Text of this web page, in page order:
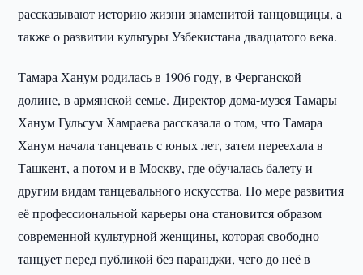
рассказывают историю жизни знаменитой танцовщицы, а
также о развитии культуры Узбекистана двадцатого века.
Тамара Ханум родилась в 1906 году, в Ферганской
долине, в армянской семье. Директор дома-музея Тамары
Ханум Гульсум Хамраева рассказала о том, что Тамара
Ханум начала танцевать с юных лет, затем переехала в
Ташкент, а потом и в Москву, где обучалась балету и
другим видам танцевального искусства. По мере развития
её профессиональной карьеры она становится образом
современной культурной женщины, которая свободно
танцует перед публикой без паранджи, чего до неё в